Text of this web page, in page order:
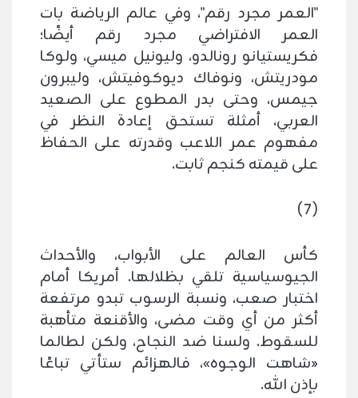
"العمر مجرد رقم"، وفي عالم الرياضة بات
العمر الافتراضي مجرد رقم أيضًا؛
فكريستيانو رونالدو، وليونيل ميسي، ولوكا
مودريتش، ونوفاك ديوكوفيتش، وليبرون
جيمس، وحتى بدر المطوع على الصعيد
العربي، أمثلة تستحق إعادة النظر في
مفهوم عمر اللاعب وقدرته على الحفاظ
على قيمته كنجم ثابت.
(7)
كأس العالم على الأبواب، والأحداث
الجيوسياسية تلقي بظلالها. أمريكا أمام
اختبار صعب، ونسبة الرسوب تبدو مرتفعة
أكثر من أي وقت مضى، والأقنعة متأهبة
للسقوط. ولسنا ضد النجاح، ولكن لطالما
«شاهت الوجوه»، فالهزائم ستأتي تباعًا
بإذن الله.